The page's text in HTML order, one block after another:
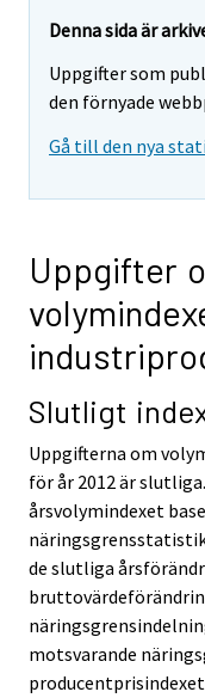
Denna sida är
Uppgifter som
den förnyade
Gå till den nya
Uppgifter
Slutligt
Uppgifterna om
för år 2012 är
årsvolymindexet
de slutliga
motsvarande